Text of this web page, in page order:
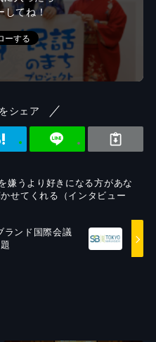
してね！
シェア
嫌うより好きになる方があな
せてくれる（インタビュー
ランド国際会議